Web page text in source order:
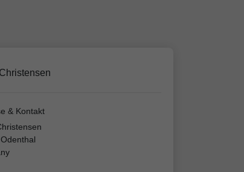
& Kontakt